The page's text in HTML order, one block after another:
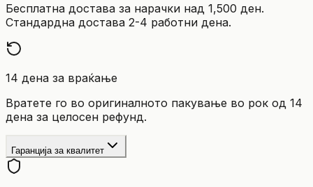
Бесплатна достава за нарачки над 1,500 ден.
Стандардна достава 2-4 работни дена.
14 дена за враќање
Вратете го во оригиналното пакување во рок од 14
дена за целосен рефунд.
Гаранција за квалитет